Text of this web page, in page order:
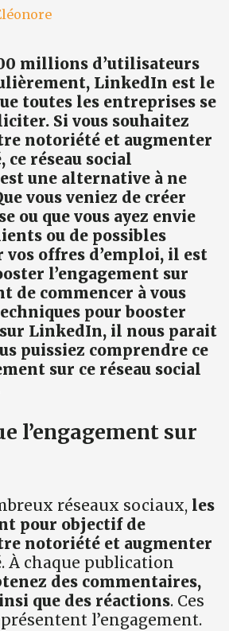
millions d’utilisateurs
LinkedIn est le
toutes les entreprises se
Si vous souhaitez
notoriété et augmenter
réseau social
une alternative à ne
vous veniez de créer
ou que vous ayez envie
ou de possibles
vos offres d’emploi, il est
l’engagement sur
de commencer à vous
pour booster
LinkedIn, il nous parait
puissiez comprendre ce
sur ce réseau social
l’engagement sur
réseaux sociaux, les
pour objectif de
notoriété et augmenter
. À chaque publication
des commentaires,
que des réactions. Ces
l’engagement.